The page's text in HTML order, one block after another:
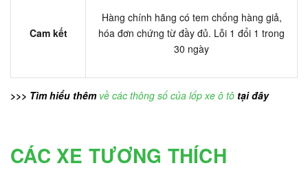
Cam kết
Hàng chính hãng có tem chống hàng giả,
hóa đơn chứng từ đầy đủ. Lỗi 1 đổi 1 trong
30 ngày
>>> Tìm hiểu thêm về các thông số của lốp xe ô tô tại đây
CÁC XE TƯƠNG THÍCH